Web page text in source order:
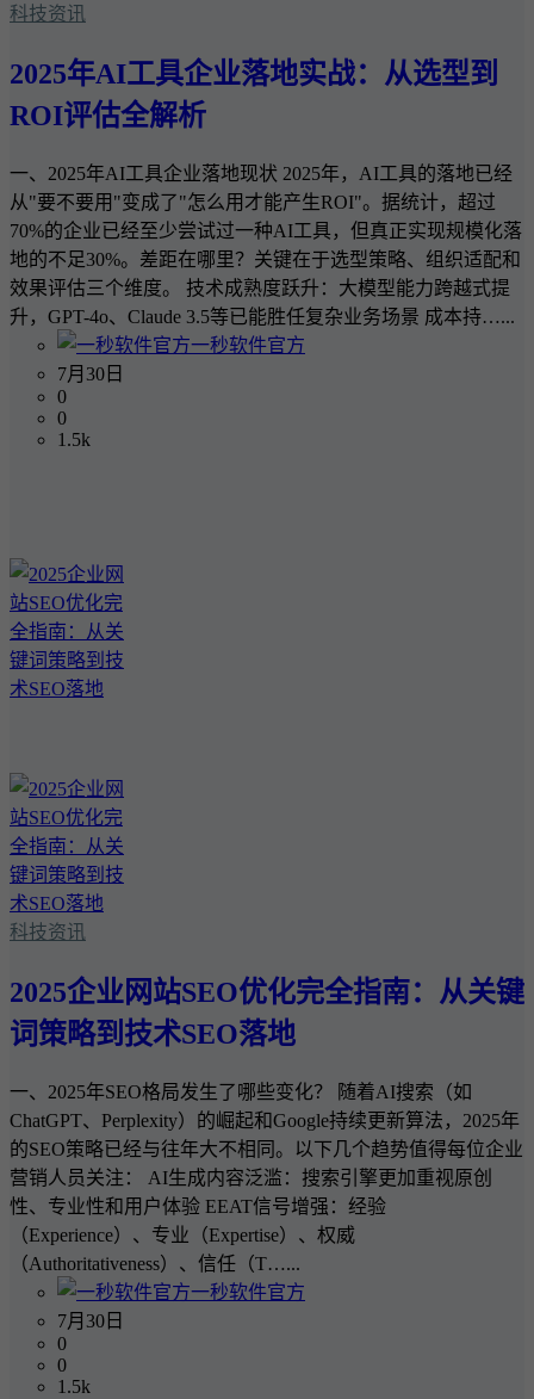
科技资讯
2025年AI工具企业落地实战：从选型到
ROI评估全解析
一、2025年AI工具企业落地现状 2025年，AI工具的落地已经
从"要不要用"变成了"怎么用才能产生ROI"。据统计，超过
70%的企业已经至少尝试过一种AI工具，但真正实现规模化落
地的不足30%。差距在哪里？关键在于选型策略、组织适配和
效果评估三个维度。 技术成熟度跃升：大模型能力跨越式提
升，GPT-4o、Claude 3.5等已能胜任复杂业务场景 成本持…...
一秒软件官方
7月30日
0
0
1.5k
科技资讯
2025企业网站SEO优化完全指南：从关键
词策略到技术SEO落地
一、2025年SEO格局发生了哪些变化？ 随着AI搜索（如
ChatGPT、Perplexity）的崛起和Google持续更新算法，2025年
的SEO策略已经与往年大不相同。以下几个趋势值得每位企业
营销人员关注： AI生成内容泛滥：搜索引擎更加重视原创
性、专业性和用户体验 EEAT信号增强：经验
（Experience）、专业（Expertise）、权威
（Authoritativeness）、信任（T…...
一秒软件官方
7月30日
0
0
1.5k